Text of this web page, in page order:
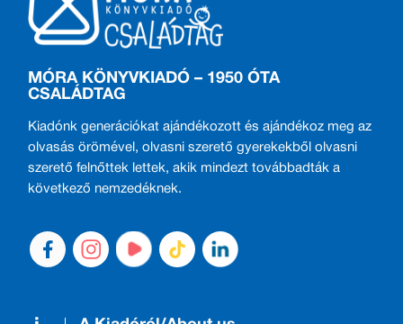
MÓRA KÖNYVKIADÓ – 1950 ÓTA
CSALÁDTAG
Kiadónk generációkat ajándékozott és ajándékoz meg az
olvasás örömével, olvasni szerető gyerekekből olvasni
szerető felnőttek lettek, akik mindezt továbbadták a
következő nemzedéknek.